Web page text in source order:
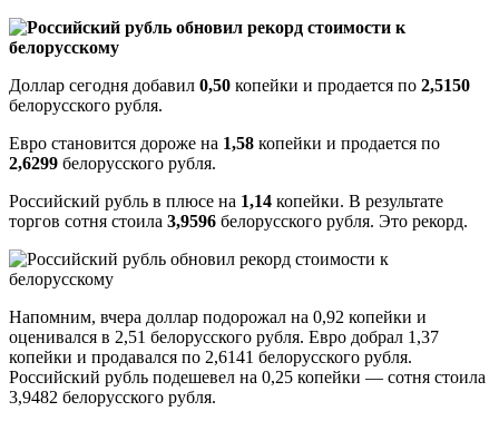
Доллар сегодня добавил 0,50 копейки и продается по 2,5150
белорусского рубля.
Евро становится дороже на 1,58 копейки и продается по
2,6299 белорусского рубля.
Российский рубль в плюсе на 1,14 копейки. В результате
торгов сотня стоила 3,9596 белорусского рубля. Это рекорд.
Напомним, вчера доллар подорожал на 0,92 копейки и
оценивался в 2,51 белорусского рубля. Евро добрал 1,37
копейки и продавался по 2,6141 белорусского рубля.
Российский рубль подешевел на 0,25 копейки — сотня стоила
3,9482 белорусского рубля.